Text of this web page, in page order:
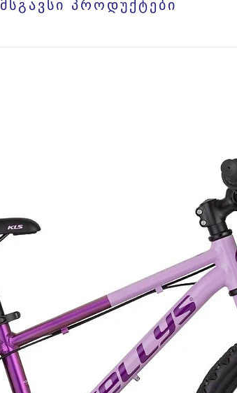
მსგავსი პროდუქტები